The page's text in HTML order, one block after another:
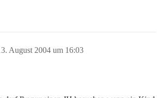
August 2004 um 16:03